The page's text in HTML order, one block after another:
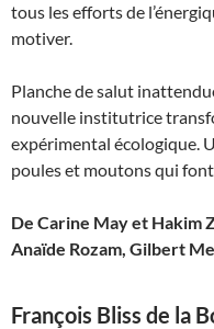
tous les efforts de
motiver.
Planche de salut
nouvelle institutrice
expérimental écologique.
poules et moutons qui
De Carine May et Hakim
Anaïde Rozam, Gilbert
François Bliss de la